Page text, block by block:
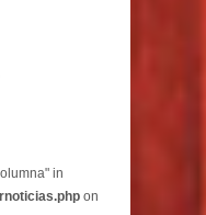
in
on